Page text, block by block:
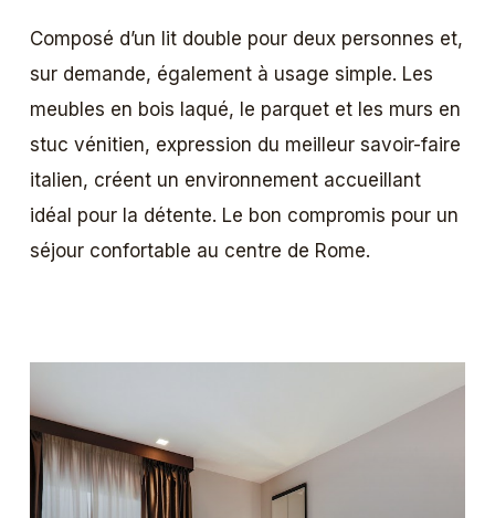
Composé d’un lit double pour deux personnes et,
sur demande, également à usage simple. Les
meubles en bois laqué, le parquet et les murs en
stuc vénitien, expression du meilleur savoir-faire
italien, créent un environnement accueillant
idéal pour la détente. Le bon compromis pour un
séjour confortable au centre de Rome.